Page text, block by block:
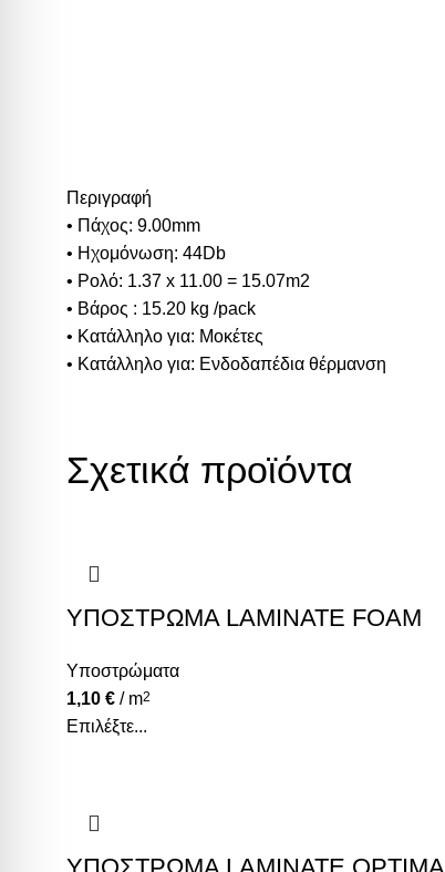
Περιγραφή
• Πάχος: 9.00mm
• Ηχομόνωση: 44Db
• Ρολό: 1.37 x 11.00 = 15.07m2
• Βάρος : 15.20 kg /pack
• Κατάλληλο για: Μοκέτες
• Κατάλληλο για: Ενδοδαπέδια θέρμανση
Σχετικά προϊόντα
ΥΠΟΣΤΡΩΜΑ LAMINATE FOAM
Υποστρώματα
1,10 € / m2
Επιλέξτε...